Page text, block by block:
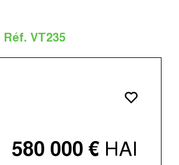
Réf. VT235
580 000 € HAI